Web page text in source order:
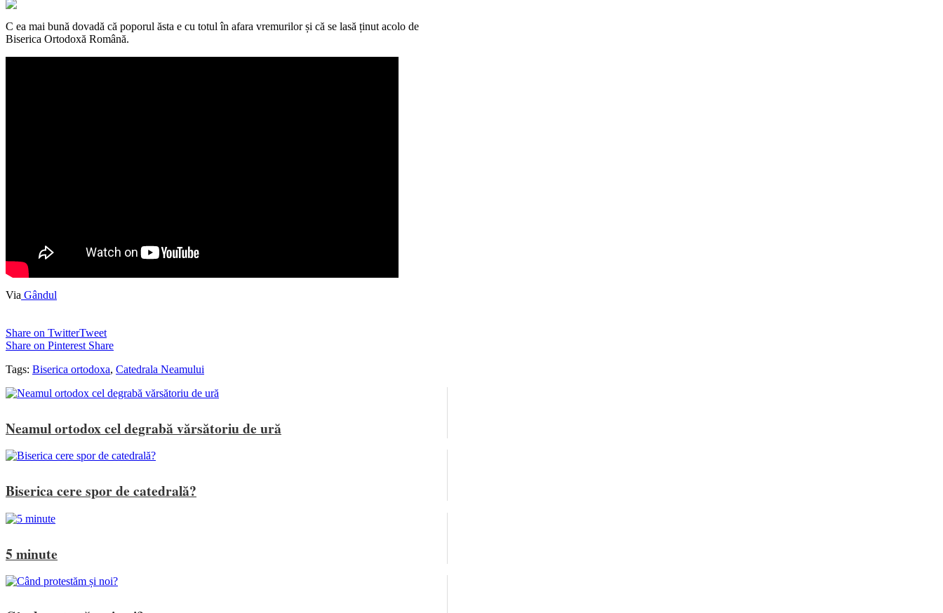
C ea mai bună dovadă că poporul ăsta e cu totul în afara vremurilor și că se lasă ținut acolo de
Biserica Ortodoxă Română.
Via Gândul
Share on TwitterTweet
Share on Pinterest Share
Tags: Biserica ortodoxa, Catedrala Neamului
Neamul ortodox cel degrabă vărsătoriu de ură
Biserica cere spor de catedrală?
5 minute